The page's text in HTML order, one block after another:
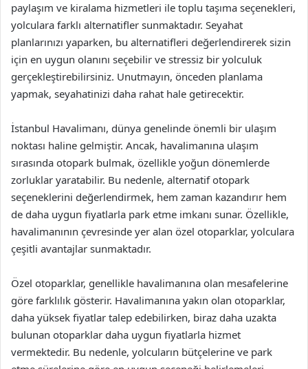
paylaşım ve kiralama hizmetleri ile toplu taşıma seçenekleri,
yolculara farklı alternatifler sunmaktadır. Seyahat
planlarınızı yaparken, bu alternatifleri değerlendirerek sizin
için en uygun olanını seçebilir ve stressiz bir yolculuk
gerçekleştirebilirsiniz. Unutmayın, önceden planlama
yapmak, seyahatinizi daha rahat hale getirecektir.
İstanbul Havalimanı, dünya genelinde önemli bir ulaşım
noktası haline gelmiştir. Ancak, havalimanına ulaşım
sırasında otopark bulmak, özellikle yoğun dönemlerde
zorluklar yaratabilir. Bu nedenle, alternatif otopark
seçeneklerini değerlendirmek, hem zaman kazandırır hem
de daha uygun fiyatlarla park etme imkanı sunar. Özellikle,
havalimanının çevresinde yer alan özel otoparklar, yolculara
çeşitli avantajlar sunmaktadır.
Özel otoparklar, genellikle havalimanına olan mesafelerine
göre farklılık gösterir. Havalimanına yakın olan otoparklar,
daha yüksek fiyatlar talep edebilirken, biraz daha uzakta
bulunan otoparklar daha uygun fiyatlarla hizmet
vermektedir. Bu nedenle, yolcuların bütçelerine ve park